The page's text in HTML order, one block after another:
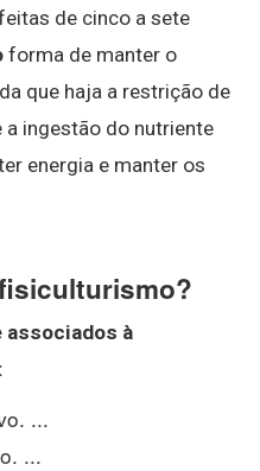
de cinco a sete
forma de manter o
que haja a restrição de
ingestão do nutriente
energia e manter os
associados à
...
...